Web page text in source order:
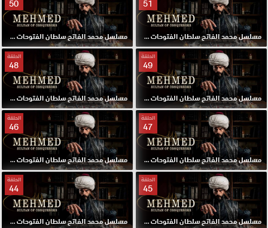
51
مسلسل محمد الفاتح سلطان الفتوحات مترجم الحلقة 51 HD
50
مسلسل محمد الفاتح سلطان الفتوحات مترجم الحلقة 50 HD
الحلقة
49
مسلسل محمد الفاتح سلطان الفتوحات مترجم الحلقة 49 HD
الحلقة
48
مسلسل محمد الفاتح سلطان الفتوحات مترجم الحلقة 48 HD
الحلقة
47
مسلسل محمد الفاتح سلطان الفتوحات مترجم الحلقة 47 HD
الحلقة
46
مسلسل محمد الفاتح سلطان الفتوحات مترجم الحلقة 46 HD
الحلقة
45
مسلسل محمد الفاتح سلطان الفتوحات مترجم الحلقة 45 HD
الحلقة
44
مسلسل محمد الفاتح سلطان الفتوحات مترجم الحلقة 44 HD